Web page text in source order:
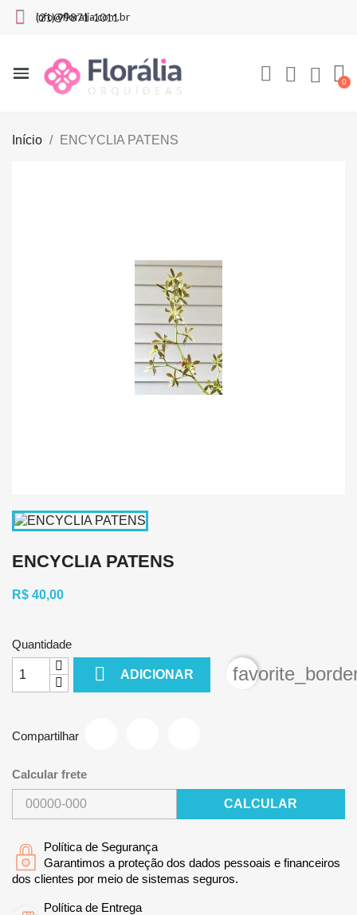
(21) 99871-1011
info@floralia.com.br
Início ENCYCLIA PATENS
ENCYCLIA PATENS
R$ 40,00
Quantidade
 ADICIONAR
Compartilhar
Calcular frete
CALCULAR
Política de Segurança
Garantimos a proteção dos dados pessoais e financeiros
dos clientes por meio de sistemas seguros.
Política de Entrega